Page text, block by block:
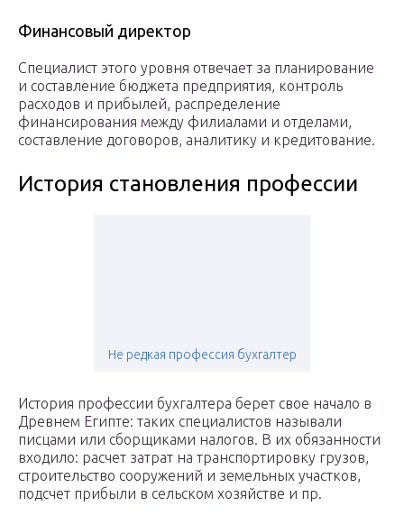
Финансовый директор
Специалист этого уровня отвечает за планирование
и составление бюджета предприятия, контроль
расходов и прибылей, распределение
финансирования между филиалами и отделами,
составление договоров, аналитику и кредитование.
История становления профессии
Не редкая профессия бухгалтер
История профессии бухгалтера берет свое начало в
Древнем Египте: таких специалистов называли
писцами или сборщиками налогов. В их обязанности
входило: расчет затрат на транспортировку грузов,
строительство сооружений и земельных участков,
подсчет прибыли в сельском хозяйстве и пр.